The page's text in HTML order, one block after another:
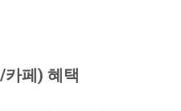
페) 혜택